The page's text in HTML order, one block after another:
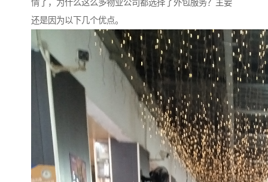
情了，为什么这么多物业公司都选择了外包服务？主要
还是因为以下几个优点。